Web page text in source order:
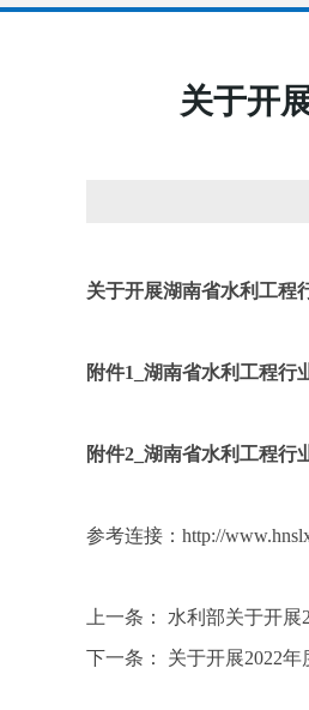
关于开
关于开展湖南省水利工程
附件1_湖南省水利工程行
附件2_湖南省水利工程行
参考连接： http://
上一条： 水利部关于开展
下一条： 关于开展2022